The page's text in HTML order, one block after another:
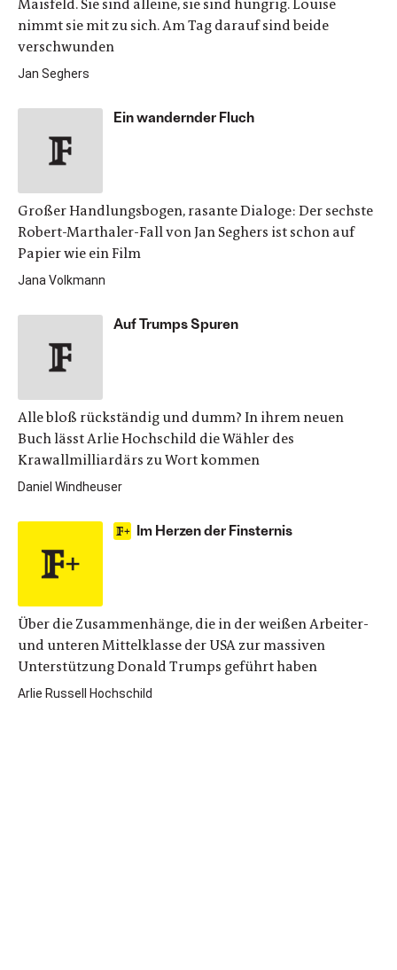
nimmt sie mit zu sich. Am Tag darauf sind beide
verschwunden
Jan Seghers
Ein wandernder Fluch
Großer Handlungsbogen, rasante Dialoge: Der sechste
Robert-Marthaler-Fall von Jan Seghers ist schon auf
Papier wie ein Film
Jana Volkmann
Auf Trumps Spuren
Alle bloß rückständig und dumm? In ihrem neuen
Buch lässt Arlie Hochschild die Wähler des
Krawallmilliardärs zu Wort kommen
Daniel Windheuser
Im Herzen der Finsternis
Über die Zusammenhänge, die in der weißen Arbeiter-
und unteren Mittelklasse der USA zur massiven
Unterstützung Donald Trumps geführt haben
Arlie Russell Hochschild